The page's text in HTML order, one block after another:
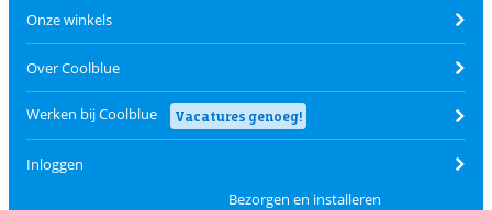
Onze winkels
Over Coolblue
Werken bij Coolblue Vacatures genoeg!
Inloggen
Bezorgen en installeren